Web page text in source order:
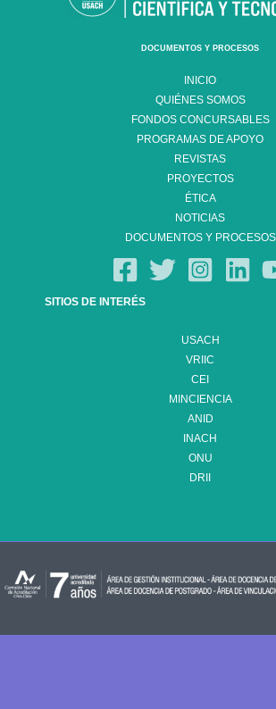
DOCUMENTOS Y PROCESOS
INICIO
QUIÉNES SOMOS
FONDOS CONCURSABLES
PROGRAMAS DE APOYO
REVISTAS
PROYECTOS
ÉTICA
NOTICIAS
DOCUMENTOS Y PROCESOS
SITIOS DE INTERÉS
USACH
VRIIC
CEI
MINCIENCIA
ANID
INACH
ONU
DRII